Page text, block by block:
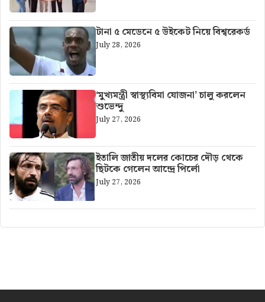
টানা ৫ মেডেনে ৫ উইকেট নিয়ে বিশ্বরেকর্ড
July 28, 2026
‘মুখ্যমন্ত্রী স্বাস্থ্যবিমা যোজনা’ চালু করলেন
শুভেন্দু
July 27, 2026
ইতালি জাতীয় দলের কোচের দৌড় থেকে
ছিটকে গেলেন আন্দ্রে পির্লো
July 27, 2026